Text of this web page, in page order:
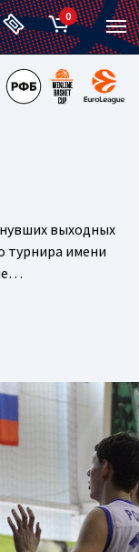
0
выходных
турнира имени